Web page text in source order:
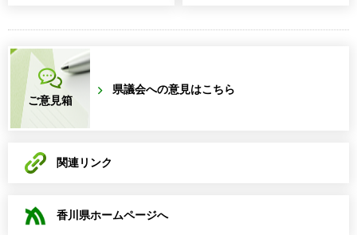
ご意見箱
県議会への意見はこちら
関連リンク
香川県ホームページへ